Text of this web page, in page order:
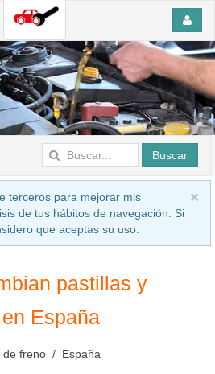
Buscar
terceros para mejorar mis
de tus hábitos de navegación. Si
que aceptas su uso.
pastillas y
España
de freno España